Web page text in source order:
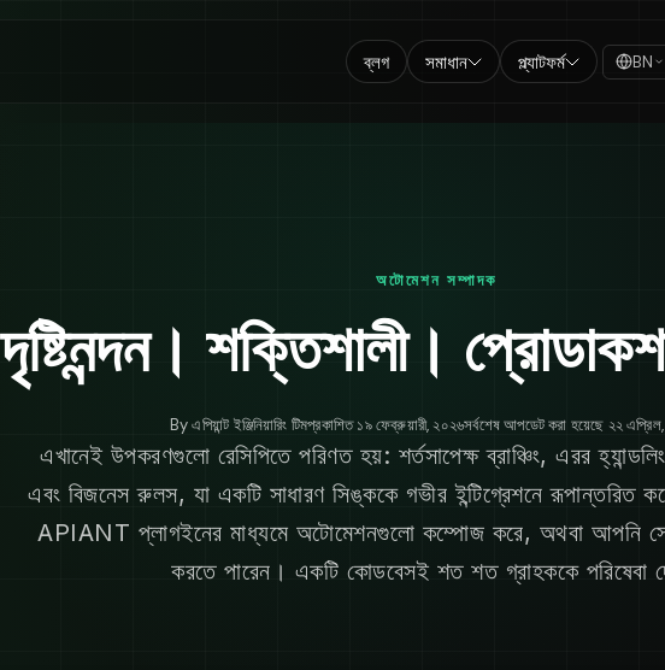
ব্লগ সমাধান প্ল্যাটফর্ম BN
অটোমেশন সম্পাদক
দৃষ্টিনন্দন। শক্তিশালী।
Byএপিয়ান্ট ইঞ্জিনিয়ারিং টিমপ্রকাশিত১৯ ফেব্রুয়ারী, ২০২৬সর্বশেষ আপডেট করা হয়েছে ২২
এখানেই উপকরণগুলো রেসিপিতে পরিণত হয়: শর্তসাপেক্ষ ব্রাঞ্চিং, এরর
এবং বিজনেস রুলস, যা একটি সাধারণ সিঙ্ককে গভীর ইন্টিগ্রেশনে
APIANT প্লাগইনের মাধ্যমে অটোমেশনগুলো কম্পোজ করে, অথবা আপনি
করতে পারেন। একটি কোডবেসই শত শত গ্রাহককে পরিষেবা